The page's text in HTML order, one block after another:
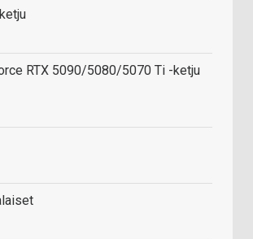
RTX 5090/5080/5070 Ti -ketju